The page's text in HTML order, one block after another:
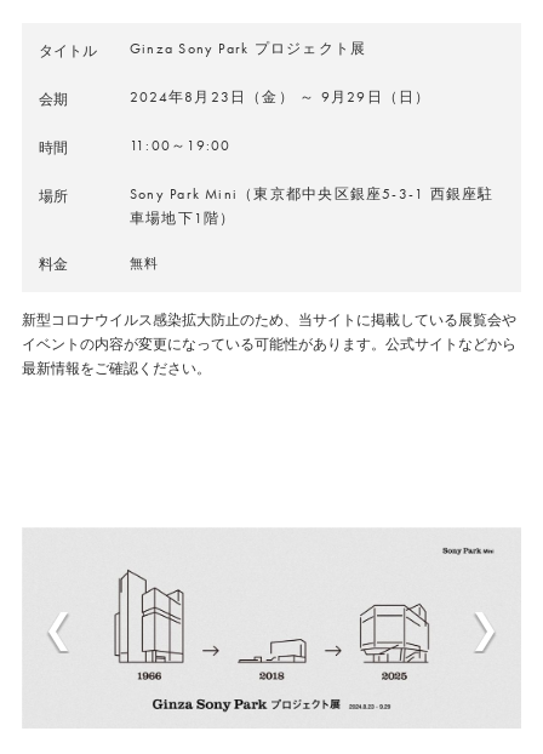
タイトル Ginza Sony Park プロジェクト展
会期 2024年8月23日（金） ～ 9月29日（日）
時間 11:00～19:00
場所
Sony Park Mini（東京都中央区銀座5-3-1 西銀座駐
車場地下1階）
料金 無料
新型コロナウイルス感染拡大防止のため、当サイトに掲載している展覧会や
イベントの内容が変更になっている可能性があります。公式サイトなどから
最新情報をご確認ください。